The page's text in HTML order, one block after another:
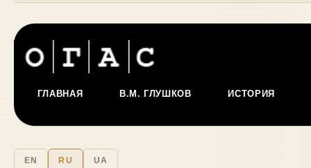
ГЛАВНАЯ В.М. ГЛУШКОВ ИСТОРИЯ
EN RU UA